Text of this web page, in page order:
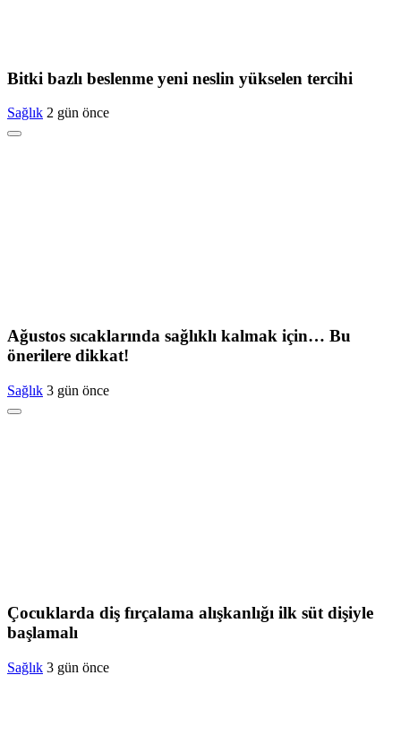
Bitki bazlı beslenme yeni neslin yükselen tercihi
Sağlık 2 gün önce
Ağustos sıcaklarında sağlıklı kalmak için… Bu
önerilere dikkat!
Sağlık 3 gün önce
Çocuklarda diş fırçalama alışkanlığı ilk süt dişiyle
başlamalı
Sağlık 3 gün önce